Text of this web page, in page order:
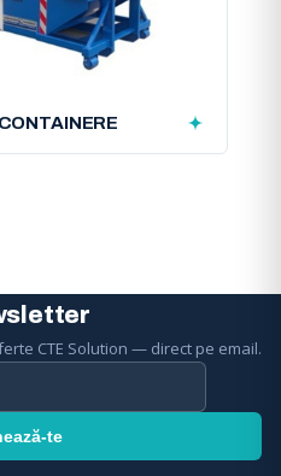
CTE Solution — direct pe email.